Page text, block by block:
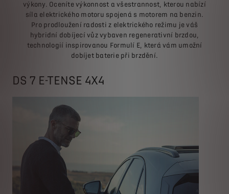
výkony. Oceníte výkonnost a všestrannost, kterou nabízí
síla elektrického motoru spojená s motorem na benzin.
Pro prodloužení radosti z elektrického režimu je váš
hybridní dobíjecí vůz vybaven regenerativní brzdou,
technologií inspirovanou Formulí E, která vám umožní
dobíjet baterie při brzdění.
DS 7 E-TENSE 4X4